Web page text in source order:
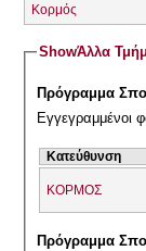
Κορμός
ShowΆλλα
Πρόγραμμα
Εγγεγραμμένοι
Κατεύθυνση
ΚΟΡΜΟΣ
Πρόγραμμα